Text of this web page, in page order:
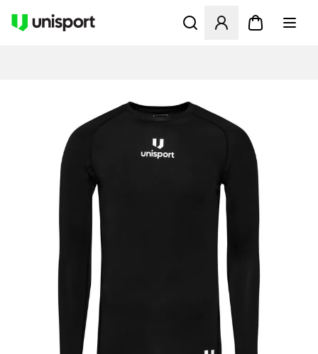
Opent een venster om in